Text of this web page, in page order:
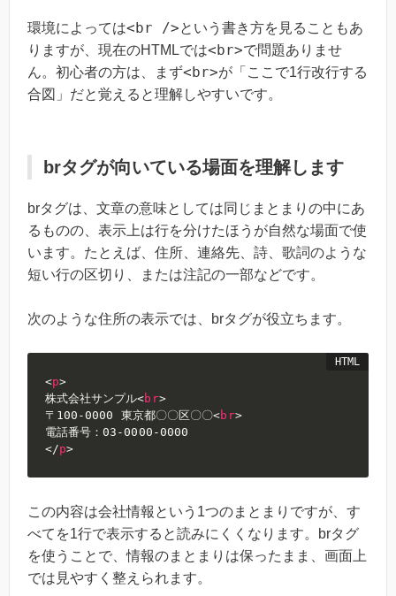
環境によっては<br />という書き方を見ることもあ
りますが、現在のHTMLでは<br>で問題ありませ
ん。初心者の方は、まず<br>が「ここで1行改行する
合図」だと覚えると理解しやすいです。
brタグが向いている場面を理解します
brタグは、文章の意味としては同じまとまりの中にあ
るものの、表示上は行を分けたほうが自然な場面で使
います。たとえば、住所、連絡先、詩、歌詞のような
短い行の区切り、または注記の一部などです。
次のような住所の表示では、brタグが役立ちます。
<p>
株式会社サンプル<br>
〒100-0000 東京都〇〇区〇〇<br>
</p>
この内容は会社情報という1つのまとまりですが、す
べてを1行で表示すると読みにくくなります。brタグ
を使うことで、情報のまとまりは保ったまま、画面上
では見やすく整えられます。